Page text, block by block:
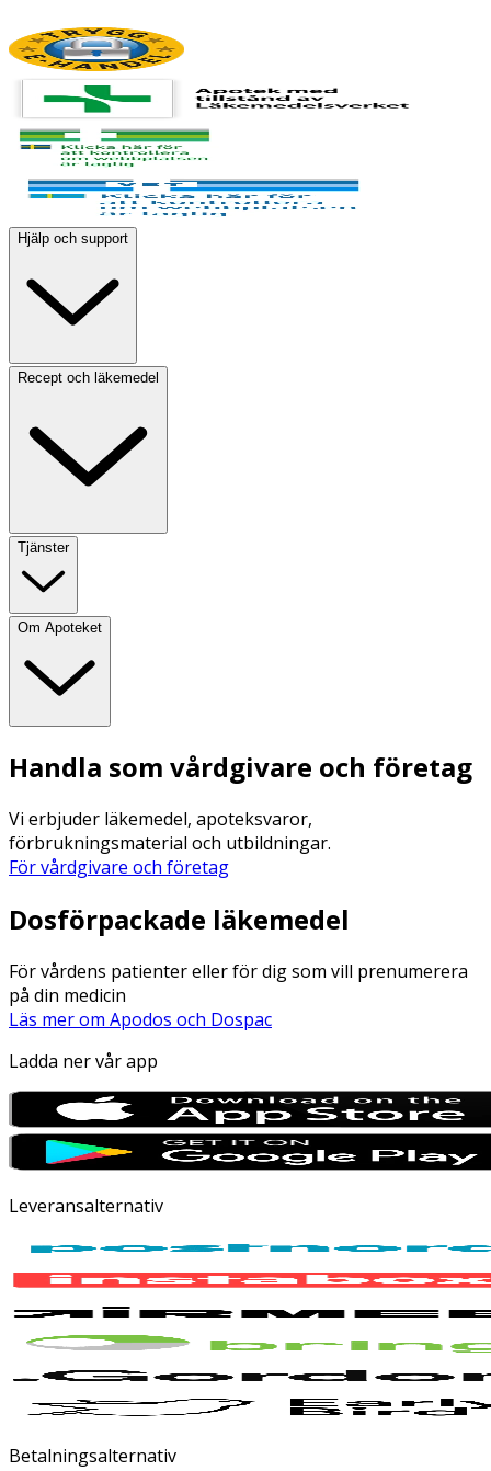
Hjälp och support
Recept och läkemedel
Tjänster
Om Apoteket
Handla som vårdgivare och företag
Vi erbjuder läkemedel, apoteksvaror,
förbrukningsmaterial och utbildningar.
För vårdgivare och företag
Dosförpackade läkemedel
För vårdens patienter eller för dig som vill prenumerera
på din medicin
Läs mer om Apodos och Dospac
Ladda ner vår app
Leveransalternativ
Betalningsalternativ